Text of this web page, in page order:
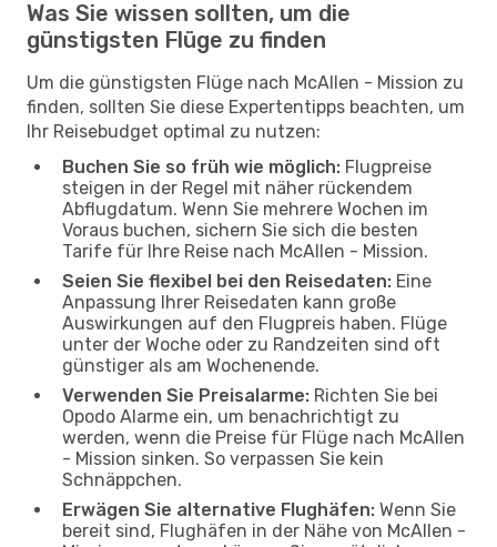
Was Sie wissen sollten, um die
günstigsten Flüge zu finden
Um die günstigsten Flüge nach McAllen - Mission zu
finden, sollten Sie diese Expertentipps beachten, um
Ihr Reisebudget optimal zu nutzen:
Buchen Sie so früh wie möglich: Flugpreise
steigen in der Regel mit näher rückendem
Abflugdatum. Wenn Sie mehrere Wochen im
Voraus buchen, sichern Sie sich die besten
Tarife für Ihre Reise nach McAllen - Mission.
Seien Sie flexibel bei den Reisedaten: Eine
Anpassung Ihrer Reisedaten kann große
Auswirkungen auf den Flugpreis haben. Flüge
unter der Woche oder zu Randzeiten sind oft
günstiger als am Wochenende.
Verwenden Sie Preisalarme: Richten Sie bei
Opodo Alarme ein, um benachrichtigt zu
werden, wenn die Preise für Flüge nach McAllen
- Mission sinken. So verpassen Sie kein
Schnäppchen.
Erwägen Sie alternative Flughäfen: Wenn Sie
bereit sind, Flughäfen in der Nähe von McAllen -